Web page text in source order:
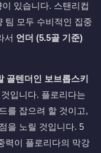
있습니다. 스탠리컵
팀 모두 수비적인 집중
서 언더 (5.5골 기준)
골텐더인 보브롭스키
입니다. 플로리다는
를 잡으려 할 것이고,
을 노릴 것입니다. 5
력이 플로리다의 막강